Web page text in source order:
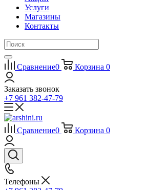
Услуги
Магазины
Контакты
Сравнение0 Корзина 0
Заказать звонок
+7 961 382-47-79
Сравнение0 Корзина 0
Телефоны